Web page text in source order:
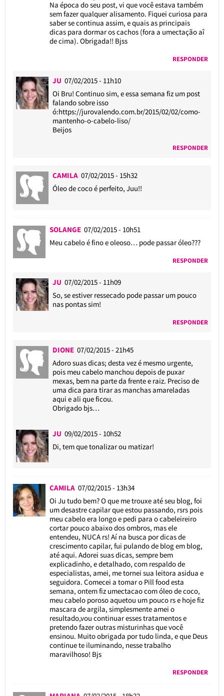
Na época do seu post, vi que você estava também
sem fazer qualquer alisamento. Fiquei curiosa para
saber se continua assim, e quais as principais
dicas para dormar os cachos (fora a umectação aî
de cima). Obrigada!! Bjss
RESPONDER
JU 07/02/2015 - 11h10
Oi Bru! Continuo sim, e essa semana fiz um post
falando sobre isso
ó:https://jurovalendo.com.br/2015/02/02/como-
mantenho-o-cabelo-liso/
Beijos
RESPONDER
CAMILA07/02/2015 - 15h32
Óleo de coco é perfeito, Juu!!
SOLANGE 07/02/2015 - 10h51
Meu cabelo é fino e oleoso… pode passar óleo???
RESPONDER
JU 07/02/2015 - 11h09
So, se estiver ressecado pode passar um pouco
nas pontas sim!
RESPONDER
DIONE07/02/2015 - 21h45
Adoro suas dicas; desta vez é mesmo urgente,
pois meu cabelo manchou depois de puxar
mexas, bem na parte da frente e raiz. Preciso de
uma dica para tirar as manchas amareladas
aqui e ali que ficou.
Obrigado bjs…
JU 09/02/2015 - 10h52
Di, tem que tonalizar ou matizar!
CAMILA 07/02/2015 - 13h34
Oi Ju tudo bem? O que me trouxe até seu blog, foi
um desastre capilar que estou passando, rsrs pois
meu cabelo era longo e pedi para o cabeleireiro
cortar pouco abaixo dos ombros, mas ele
entendeu, NUCA rs! Aí na busca por dicas de
crescimento capilar, fui pulando de blog em blog,
até aqui. Adorei suas dicas, sempre bem
explicadinho, e detalhado, com respaldo de
especialistas, amei, me tornei sua leitora asidua e
seguidora. Comecei a tomar o Pill food esta
semana, ontem fiz umectacao com óleo de coco,
meu cabelo poroso aquetou um pouco rs e hoje fiz
mascara de argila, simplesmente amei o
resultado,vou continuar esses tratamentos e
pretendo fazer outras misturinhas que você
ensinou. Muito obrigada por tudo linda, e que Deus
continue te iluminando, nesse trabalho
maravilhoso! Bjs
RESPONDER